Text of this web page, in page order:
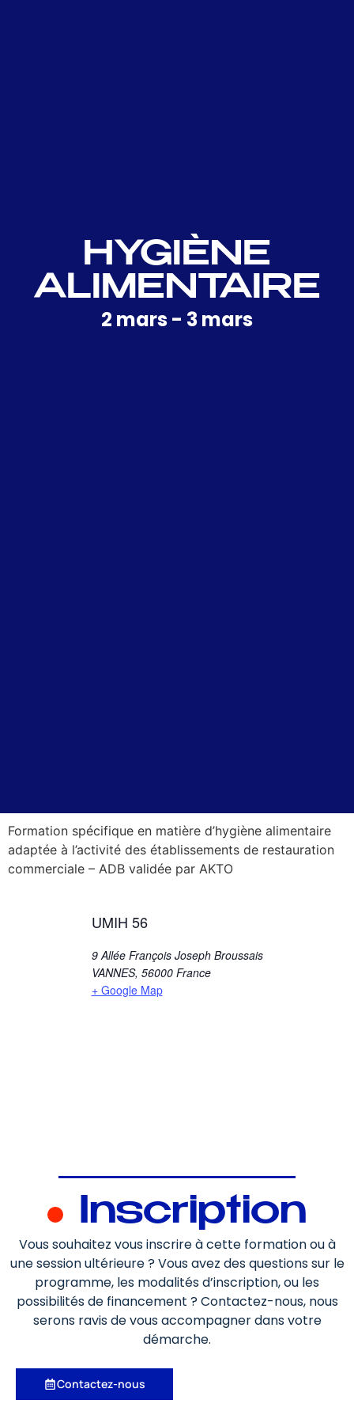
HYGIÈNE
ALIMENTAIRE
2 mars- 3 mars
Formation spécifique en matière d’hygiène alimentaire
adaptée à l’activité des établissements de restauration
commerciale – ADB validée par AKTO
UMIH 56
9 Allée François Joseph Broussais
VANNES, 56000 France
+ Google Map
Inscription
Vous souhaitez vous inscrire à cette formation ou à
une session ultérieure ? Vous avez des questions sur le
programme, les modalités d’inscription, ou les
possibilités de financement ? Contactez-nous, nous
serons ravis de vous accompagner dans votre
démarche.
Contactez-nous